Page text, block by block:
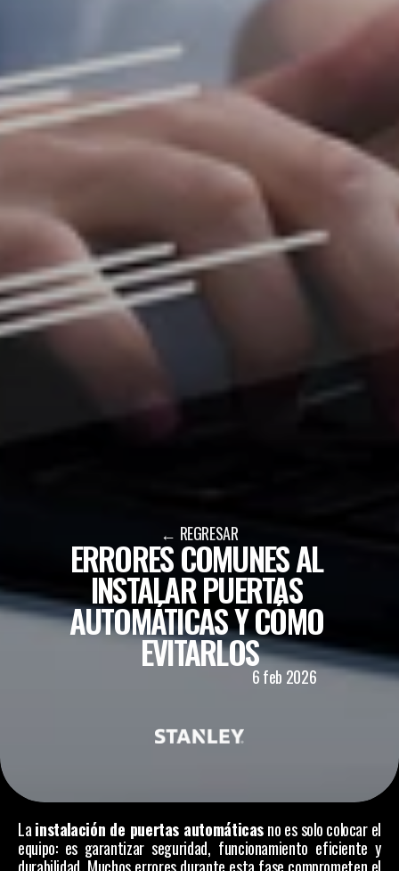
← REGRESAR
ERRORES COMUNES AL
INSTALAR PUERTAS
AUTOMÁTICAS Y CÓMO
EVITARLOS
6 feb 2026
La instalación de puertas automáticas no es solo colocar el
equipo: es garantizar seguridad, funcionamiento eficiente y